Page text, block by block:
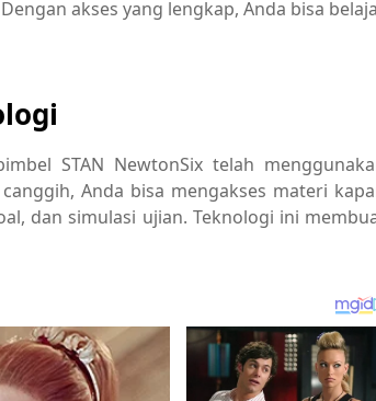
akses yang lengkap, Anda bisa
STAN NewtonSix telah
Anda bisa mengakses materi
dan simulasi ujian. Teknologi ini